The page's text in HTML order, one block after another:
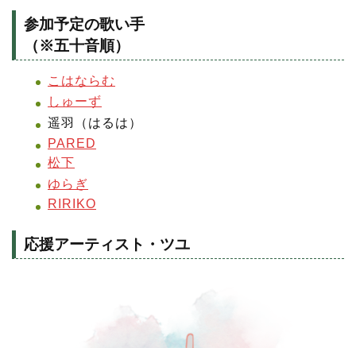
参加予定の歌い手
（※五十音順）
こはならむ
しゅーず
遥羽（はるは）
PARED
松下
ゆらぎ
RIRIKO
応援アーティスト・ツユ